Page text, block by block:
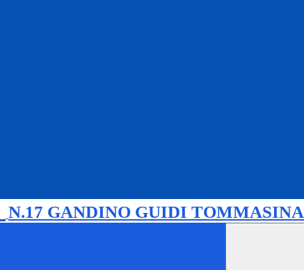
N.17 GANDINO GUIDI TOMMASINA